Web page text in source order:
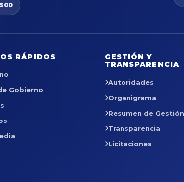
RÁPIDOS
Gobierno
GESTIÓN Y
TRANSPARENCIA
Autoridades
Organigrama
Resumen de Gestión
Transparencia
Licitaciones